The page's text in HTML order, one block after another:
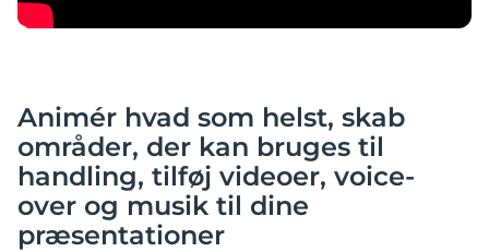
Animér hvad som helst, skab
områder, der kan bruges til
handling, tilføj videoer, voice-
over og musik til dine
præsentationer